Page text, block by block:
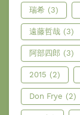
瑞希 (3)
遠藤哲哉 (3)
阿部四郎 (3)
2015 (2)
Don Frye (2)